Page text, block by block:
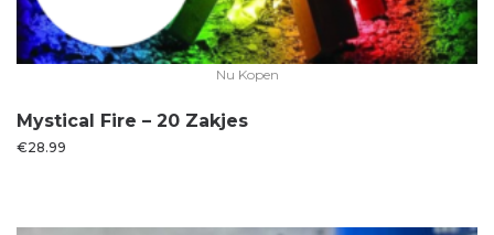
Nu Kopen
Mystical Fire – 20 Zakjes
€28.99